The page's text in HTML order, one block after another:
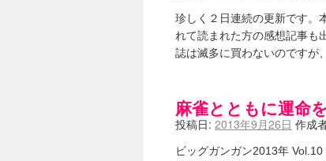
珍しく２日連続の更新です。
れて読まれた方の感想記事も
誌は滅多に買わないのですが
麻雀とともに運命
投稿日: 2013年9月26日 作成
ビッグガンガン2013年